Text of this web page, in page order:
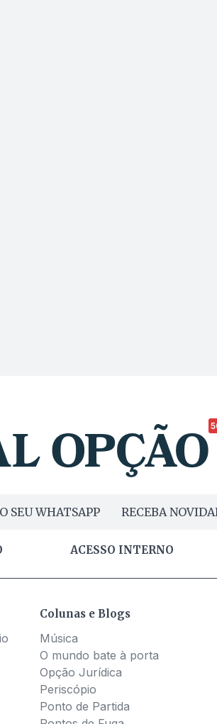
SEU WHATSAPP RECEBA
ACESSO INTERNO
Colunas e Blogs
Música
O mundo bate à porta
Opção Jurídica
Periscópio
Ponto de Partida